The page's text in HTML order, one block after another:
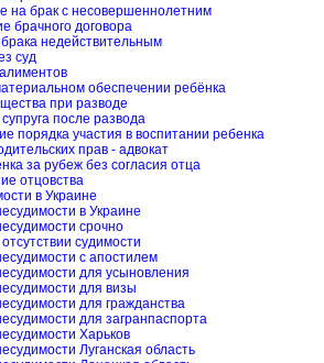
на брак с несовершеннолетним
брачного договора
недействительным
суд
обеспечении ребёнка
при разводе
после развода
порядка участия в воспитании ребенка
прав - адвокат
за рубеж без согласия отца
отцовства
в Украине
в Украине
срочно
судимости
с апостилем
для усыновления
для визы
для гражданства
для загранпаспорта
Харьков
Луганская область